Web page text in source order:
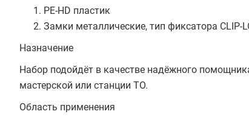
PE-HD пластик
Замки металлические, тип фиксатора CLIP-
Назначение
Набор подойдёт в качестве надёжного
мастерской или станции ТО.
Область применения